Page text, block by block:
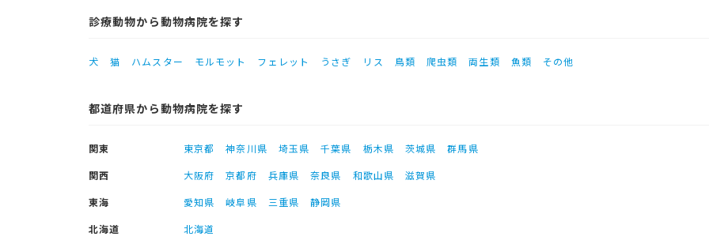
診療動物から動物病院を探す
犬 猫 ハムスター モルモット フェレット うさぎ リス 鳥類 爬虫類 両生類 魚類 その他
都道府県から動物病院を探す
関東 東京都 神奈川県 埼玉県 千葉県 栃木県 茨城県
群馬県
関西
大阪府 京都府 兵庫県 奈良県 和歌山県
滋賀県
東海
愛知県 岐阜県 三重県
静岡県
北海道
北海道